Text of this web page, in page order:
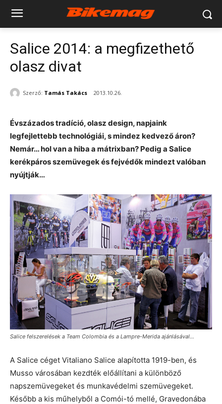
Salice 2014: a megfizethető
olasz divat
Szerző: Tamás Takács 2013.10.26.
Évszázados tradíció, olasz design, napjaink
legfejlettebb technológiái, s mindez kedvező áron?
Nemár… hol van a hiba a mátrixban? Pedig a Salice
kerékpáros szemüvegek és fejvédők mindezt valóban
nyújtják…
Salice felszerelések a Team Colombia és a Lampre-Merida ajánlásával…
A Salice céget Vitaliano Salice alapította 1919-ben, és
Musso városában kezdték előállítani a különböző
napszemüvegeket és munkavédelmi szemüvegeket.
Később a kis műhelyből a Comói-tó mellé, Gravedonába